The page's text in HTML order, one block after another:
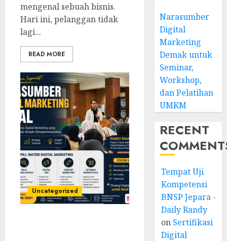
mengenal sebuah bisnis.
Hari ini, pelanggan tidak
lagi...
READ MORE
Uncategorized
Narasumber
Digital
Marketing
Demak untuk
Seminar,
Workshop,
dan Pelatihan
UMKM
RECENT
Tempat Uji
Kompetensi
BNSP Jepara -
Daily Randy
on Sertifikasi
Digital